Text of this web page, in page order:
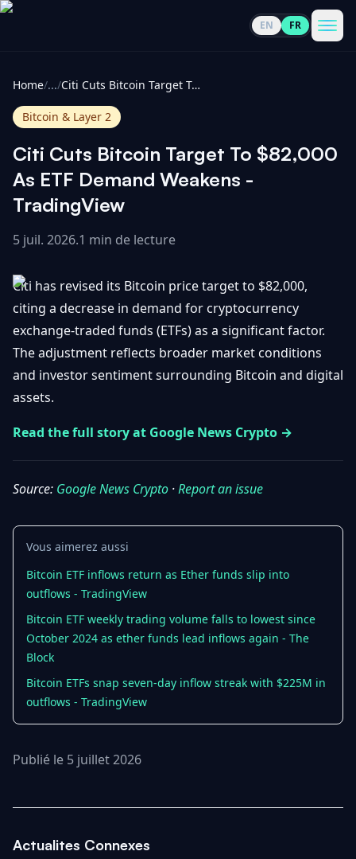
EN FR
Cryptomonnaies
tout
100
Hausses
Baisses
tout
Mises à
jour du
marché
&
2
& DeFi
Régulations
& Politique
Plateformes
& Sécurité
Voir
tout
Débuter
Investissement
Bases de
Blockchain
Portefeuilles
NFTs &
Avancé
NOUS
CONTACTER
Promouvoir
Contact
Home/.../ Citi Cuts Bitcoin Target To $82,000 As ETF Demand Weakens - TradingView
Bitcoin & Layer 2
Citi Cuts Bitcoin Target To $82,000
As ETF Demand Weakens -
TradingView
5 juil. 2026.1 min de lecture
Citi has revised its Bitcoin price target to $82,000,
citing a decrease in demand for cryptocurrency
exchange-traded funds (ETFs) as a significant factor.
The adjustment reflects broader market conditions
and investor sentiment surrounding Bitcoin and digital
assets.
Read the full story at Google News Crypto →
Source: Google News Crypto ·Report an issue
Vous aimerez aussi
Bitcoin ETF inflows return as Ether funds slip into
outflows - TradingView
Bitcoin ETF weekly trading volume falls to lowest since
October 2024 as ether funds lead inflows again - The
Block
Bitcoin ETFs snap seven-day inflow streak with $225M in
outflows - TradingView
Publié le 5 juillet 2026
Actualites Connexes